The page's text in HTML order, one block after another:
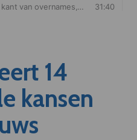
14
kansen